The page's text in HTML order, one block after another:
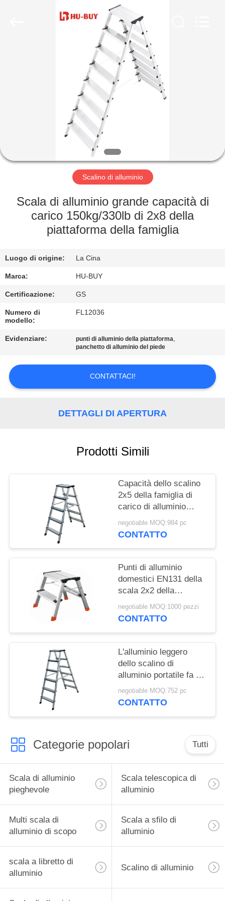
GIRO
FABBRICA
CONTROLLO
QUALITÀ
CONTATTICI
RICHIEDA
UNA
MAPPA
POLICY
Scalino di alluminio
Scala di alluminio grande capacità di
carico 150kg/330lb di 2x8 della
piattaforma della famiglia
Luogo di origine: La Cina
Marca: HU-BUY
Certificazione: GS
Numero di
modello:
FL12036
Evidenziare: punti di alluminio della piattaforma,
panchetto di alluminio del piede
CONTATTACI!
DETTAGLI DI APERTURA
Prodotti Simili
Capacità dello scalino
2x5 della famiglia di
carico di alluminio
150kg/330lb di punti
negotiable MOQ:984 pc
CONTATTO
Punti di alluminio
domestici EN131 della
scala 2x2 della
piattaforma diplomati
negotiable MOQ:1000 pezzi
CONTATTO
L'alluminio leggero
dello scalino di
alluminio portatile fa un
passo punti 2x6
negotiable MOQ:752 pc
CONTATTO
Categorie popolari Tutti
Scala di alluminio
pieghevole
Scala telescopica di
alluminio
Multi scala di
alluminio di scopo
Scala a sfilo di
alluminio
scala a libretto di
alluminio
Scalino di alluminio